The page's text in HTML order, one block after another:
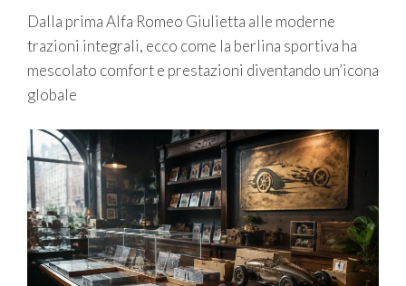
Dalla prima Alfa Romeo Giulietta alle moderne
trazioni integrali, ecco come la berlina sportiva ha
mescolato comfort e prestazioni diventando un’icona
globale